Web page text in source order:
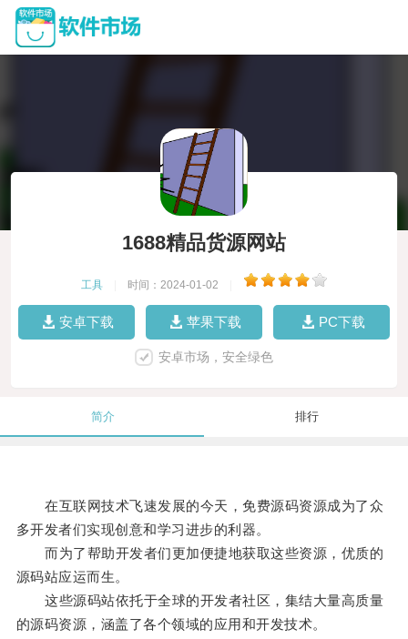
1688精品货源网站
工具 时间：2024-01-02
安卓下载 苹果下载 PC下载
安卓市场，安全绿色
简介 排行
在互联网技术飞速发展的今天，免费源码资源成为了众
多开发者们实现创意和学习进步的利器。
而为了帮助开发者们更加便捷地获取这些资源，优质的
源码站应运而生。
这些源码站依托于全球的开发者社区，集结大量高质量
的源码资源，涵盖了各个领域的应用和开发技术。